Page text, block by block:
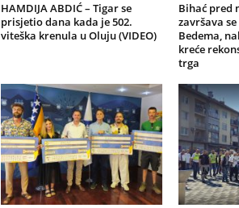
HAMDIJA ABDIĆ – Tigar se
prisjetio dana kada je 502.
viteška krenula u Oluju (VIDEO)
Bihać pred
završava
Bedema,
kreće
trga